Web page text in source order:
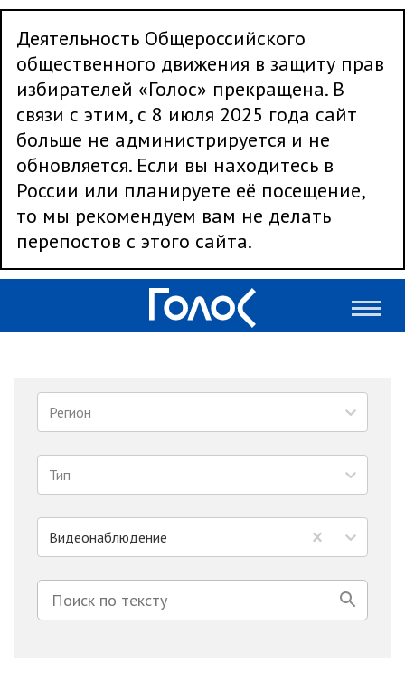
Деятельность Общероссийского
общественного движения в защиту прав
избирателей «Голос» прекращена. В
связи с этим, с 8 июля 2025 года сайт
больше не администрируется и не
обновляется. Если вы находитесь в
России или планируете её посещение,
то мы рекомендуем вам не делать
перепостов с этого сайта.
Регион
Тип
Видеонаблюдение